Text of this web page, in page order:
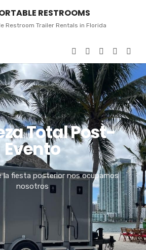
RESTROOMS
Restroom Trailer Rentals in Florida
Total Post-
Evento
la fiesta posterior nos ocupamos
nosotros